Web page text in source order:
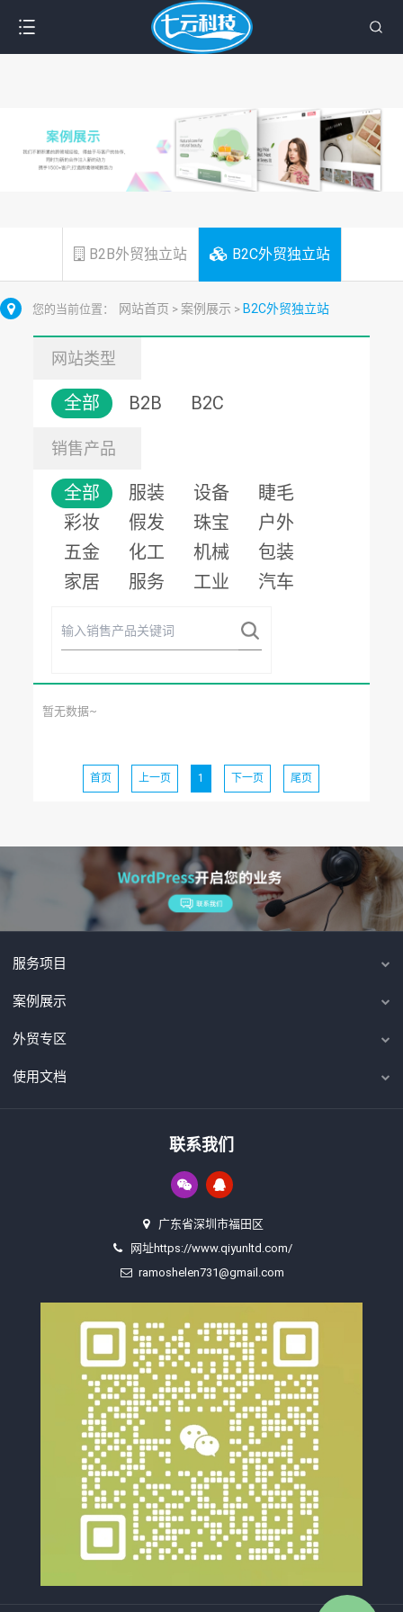
B2B外贸独立站 B2C外贸独立站
您的当前位置： 网站首页 > 案例展示 > B2C外贸独立站
网站类型
全部 B2B B2C
销售产品
全部 服装 设备
睫毛
彩妆
假发 珠宝
户外
五金
化工 机械
包装
家居
服务 工业 汽车
暂无数据~
首页 上一页 1 下一页 尾页
服务项目
案例展示
外贸专区
使用文档
联系我们
广东省深圳市福田区
网址https://www.qiyunltd.com/
ramoshelen731@gmail.com